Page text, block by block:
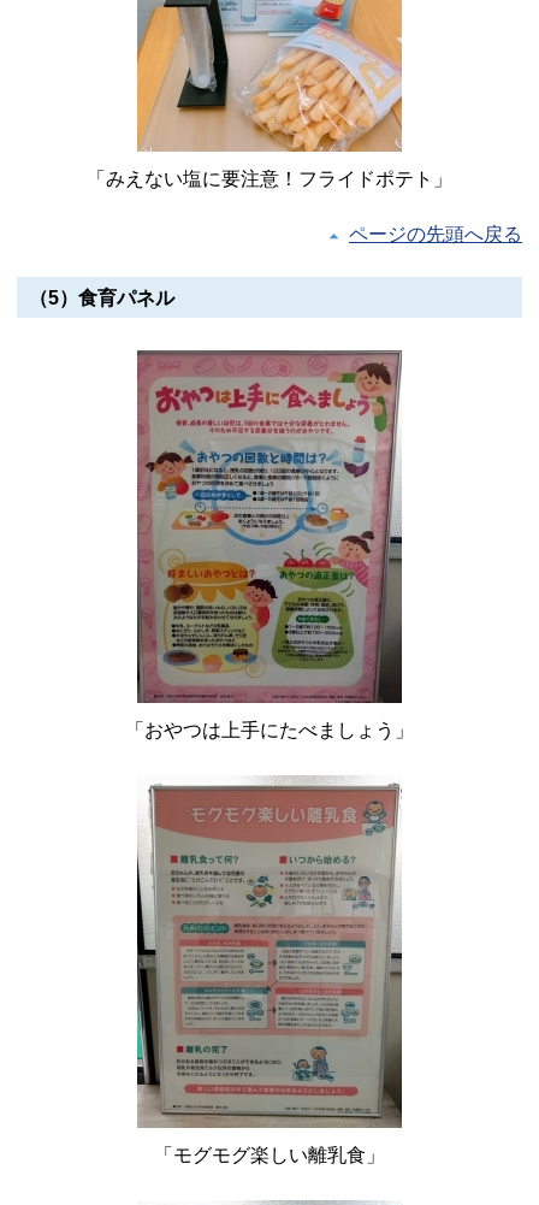
「みえない塩に要注意！フライドポテト」
ページの先頭へ戻る
（5）食育パネル
「おやつは上手にたべましょう」
「モグモグ楽しい離乳食」